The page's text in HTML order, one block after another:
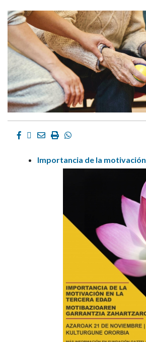
Facebook
Twitter
EmailImprimirWhatsapp
Importancia de la motivación